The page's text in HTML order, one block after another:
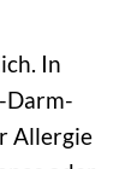
In
Darm-
Allergie